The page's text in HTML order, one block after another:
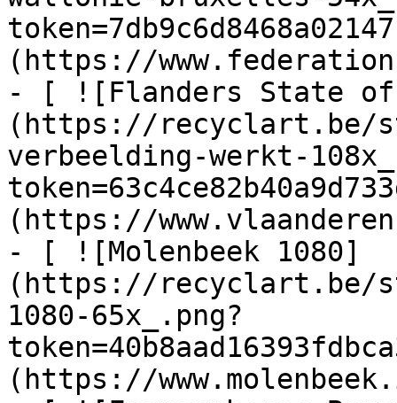
(https://
- [ ![Flanders State
(https://recyclart.be/
verbeelding-werkt-
(https://
- [ ![Molenbeek 1080]
(https://recyclart.be/
1080-65x_.png?
(https://